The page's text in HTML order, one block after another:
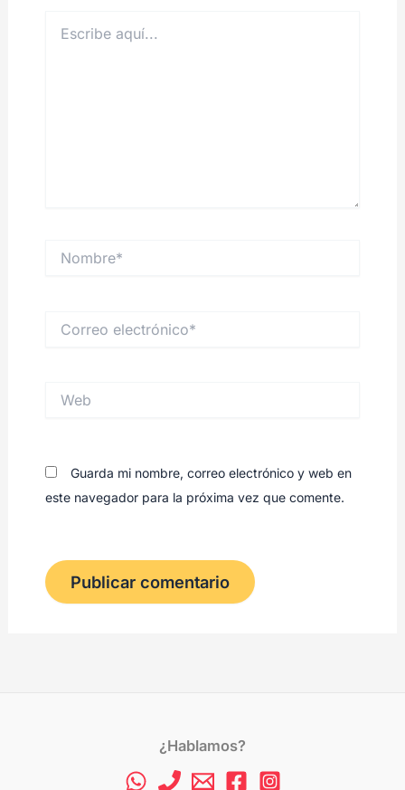
aquí...
electrónico*
Guarda mi nombre, correo electrónico y web en
este navegador para la próxima vez que comente.
¿Hablamos?
</>
Chat con
Suma Recursos